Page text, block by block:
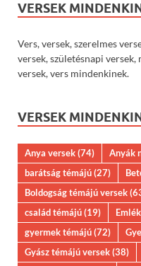
VERSEK
Vers, versek, szerelmes
versek, születésnapi
versek, vers mindenkinek.
VERSEK
Anya versek(74) Anyák
barátság témájú(27)
Boldogság témájú versek
család témájú(19)
gyermek témájú(72)
Gyász témájú versek(38)